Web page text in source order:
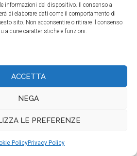
informazioni del dispositivo. Il consenso a
di elaborare dati come il comportamento di
sito. Non acconsentire o ritirare il consenso
alcune caratteristiche e funzioni.
ACCETTA
NEGA
LE PREFERENZE
PolicyPrivacy Policy